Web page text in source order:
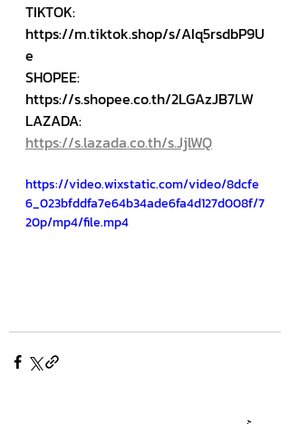
TIKTOK:
https://m.tiktok.shop/s/AIq5rsdbP9U
e
SHOPEE:
https://s.shopee.co.th/2LGAzJB7LW
LAZADA:
https://s.lazada.co.th/s.JjlWQ
https://video.wixstatic.com/video/8dcfe
6_023bfddfa7e64b34ade6fa4d127d008f/7
20p/mp4/file.mp4